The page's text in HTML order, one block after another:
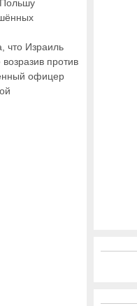
что Израиль
против
офицер